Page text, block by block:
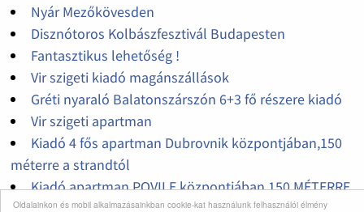
Oldalainkon és mobil alkalmazásainkban cookie-kat használunk felhasználói élmény
Nyár Mezőkövesden
Disznótoros Kolbászfesztivál Budapesten
Fantasztikus lehetőség !
Vir szigeti kiadó magánszállások
Gréti nyaraló Balatonszárszón 6+3 fő részere kiadó
Vir szigeti apartman
Kiadó 4 fős apartman Dubrovnik központjában,150
méterre a strandtól
Kiadó apartman POVILE központjában 150 MÉTERRE
A STRANDTÓL